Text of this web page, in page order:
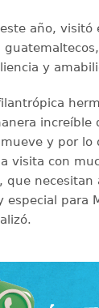
año, visitó
y
increíble
y por lo
visita con
que necesitan
especial para